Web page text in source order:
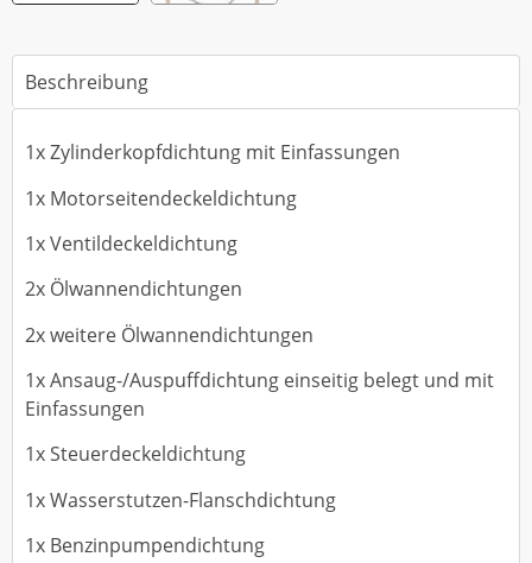
Beschreibung
1x Zylinderkopfdichtung mit Einfassungen
1x Motorseitendeckeldichtung
1x Ventildeckeldichtung
2x Ölwannendichtungen
2x weitere Ölwannendichtungen
1x Ansaug-/Auspuffdichtung einseitig belegt und mit
Einfassungen
1x Steuerdeckeldichtung
1x Wasserstutzen-Flanschdichtung
1x Benzinpumpendichtung